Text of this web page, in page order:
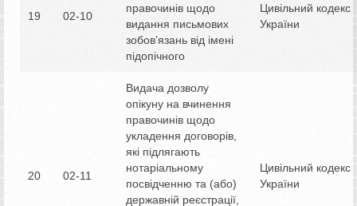
19 02-10
правочинів щодо
видання письмових
зобов’язань від імені
підопічного
Цивільний кодекс
України
20 02-11
Видача дозволу
опікуну на вчинення
правочинів щодо
укладення договорів,
які підлягають
нотаріальному
посвідченню та (або)
державній реєстрації,
Цивільний кодекс
України